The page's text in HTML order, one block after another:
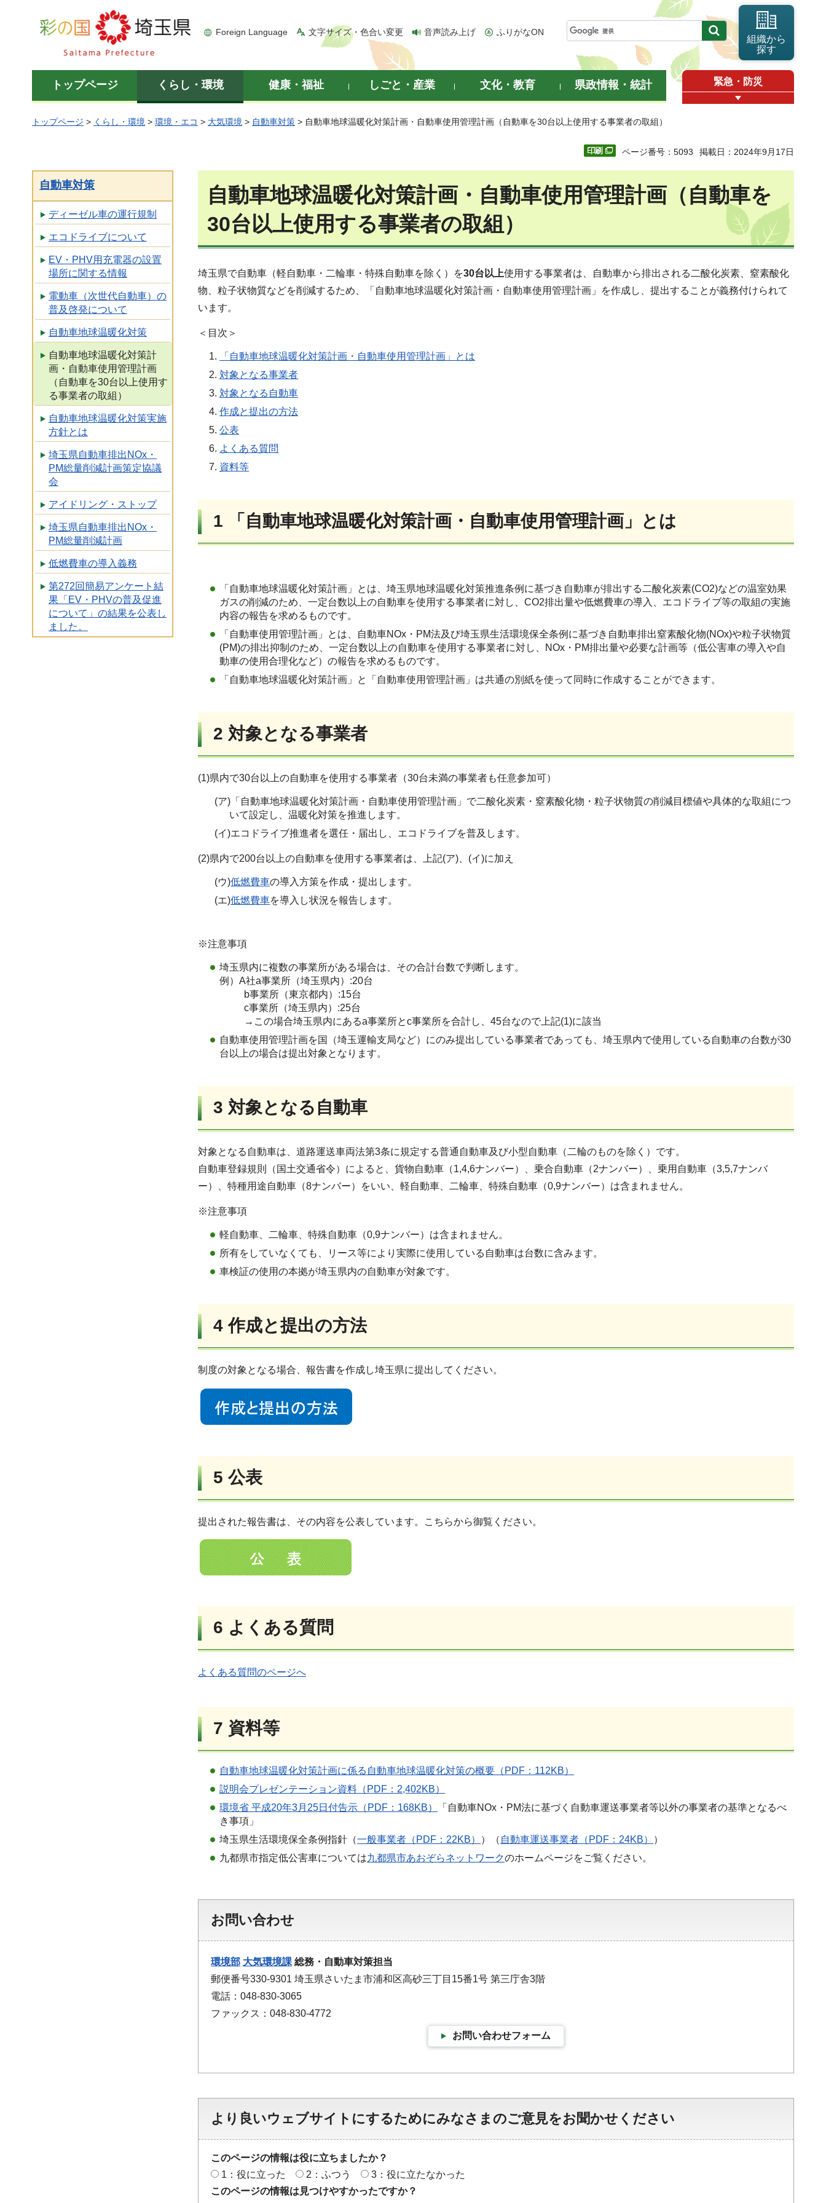
彩の国 埼玉県
Foreign Language 文字サイズ・色合い変更 音声読み上げ ふりがなON
組織から
探す
トップページ くらし・環境 健康・福祉 しごと・産業 文化・教育 県政情報・統計 緊急・防災
トップページ > くらし・環境 > 環境・エコ > 大気環境 > 自動車対策 > 自動車地球温暖化対策計画・自動車使用管理計画（自動車を30台以上使用する事業者の取組）
ページ番号：5093 掲載日：2024年9月17日
自動車対策
ディーゼル車の運行規制
エコドライブについて
EV・PHV用充電器の設置
場所に関する情報
電動車（次世代自動車）の
普及啓発について
自動車地球温暖化対策
自動車地球温暖化対策計
画・自動車使用管理計画
（自動車を30台以上使用す
る事業者の取組）
自動車地球温暖化対策実施
方針とは
埼玉県自動車排出NOx・
PM総量削減計画策定協議
会
アイドリング・ストップ
埼玉県自動車排出NOx・
PM総量削減計画
低燃費車の導入義務
第272回簡易アンケート結
果「EV・PHVの普及促進
について」の結果を公表し
ました。
自動車地球温暖化対策計画・自動車使用管理計画（自動車を
30台以上使用する事業者の取組）
埼玉県で自動車（軽自動車・二輪車・特殊自動車を除く）を30台以上使用する事業者は、自動車から排出される二酸化炭素、窒素酸化
物、粒子状物質などを削減するため、「自動車地球温暖化対策計画・自動車使用管理計画」を作成し、提出することが義務付けられて
います。
＜目次＞
「自動車地球温暖化対策計画・自動車使用管理計画」とは
対象となる事業者
対象となる自動車
作成と提出の方法
公表
よくある質問
資料等
1 「自動車地球温暖化対策計画・自動車使用管理計画」とは
「自動車地球温暖化対策計画」とは、埼玉県地球温暖化対策推進条例に基づき自動車が排出する二酸化炭素(CO2)などの温室効果
ガスの削減のため、一定台数以上の自動車を使用する事業者に対し、CO2排出量や低燃費車の導入、エコドライブ等の取組の実施
内容の報告を求めるものです。
「自動車使用管理計画」とは、自動車NOx・PM法及び埼玉県生活環境保全条例に基づき自動車排出窒素酸化物(NOx)や粒子状物質
(PM)の排出抑制のため、一定台数以上の自動車を使用する事業者に対し、NOx・PM排出量や必要な計画等（低公害車の導入や自
動車の使用合理化など）の報告を求めるものです。
「自動車地球温暖化対策計画」と「自動車使用管理計画」は共通の別紙を使って同時に作成することができます。
2 対象となる事業者
(1)県内で30台以上の自動車を使用する事業者（30台未満の事業者も任意参加可）
(ア)「自動車地球温暖化対策計画・自動車使用管理計画」で二酸化炭素・窒素酸化物・粒子状物質の削減目標値や具体的な取組につ
いて設定し、温暖化対策を推進します。
(イ)エコドライブ推進者を選任・届出し、エコドライブを普及します。
(2)県内で200台以上の自動車を使用する事業者は、上記(ア)、(イ)に加え
(ウ)低燃費車の導入方策を作成・提出します。
(エ)低燃費車を導入し状況を報告します。
※注意事項
埼玉県内に複数の事業所がある場合は、その合計台数で判断します。
例）A社a事業所（埼玉県内）:20台
b事業所（東京都内）:15台
c事業所（埼玉県内）:25台
→この場合埼玉県内にあるa事業所とc事業所を合計し、45台なので上記(1)に該当
自動車使用管理計画を国（埼玉運輸支局など）にのみ提出している事業者であっても、埼玉県内で使用している自動車の台数が30
台以上の場合は提出対象となります。
3 対象となる自動車
対象となる自動車は、道路運送車両法第3条に規定する普通自動車及び小型自動車（二輪のものを除く）です。
自動車登録規則（国土交通省令）によると、貨物自動車（1,4,6ナンバー）、乗合自動車（2ナンバー）、乗用自動車（3,5,7ナンバ
ー）、特種用途自動車（8ナンバー）をいい、軽自動車、二輪車、特殊自動車（0,9ナンバー）は含まれません。
※注意事項
軽自動車、二輪車、特殊自動車（0,9ナンバー）は含まれません。
所有をしていなくても、リース等により実際に使用している自動車は台数に含みます。
車検証の使用の本拠が埼玉県内の自動車が対象です。
4 作成と提出の方法
制度の対象となる場合、報告書を作成し埼玉県に提出してください。
5 公表
提出された報告書は、その内容を公表しています。こちらから御覧ください。
6 よくある質問
よくある質問のページへ
7 資料等
自動車地球温暖化対策計画に係る自動車地球温暖化対策の概要（PDF：112KB）
説明会プレゼンテーション資料（PDF：2,402KB）
環境省 平成20年3月25日付告示（PDF：168KB）
「自動車NOx・PM法に基づく自動車運送事業者等以外の事業者の基準となるべ
き事項」
埼玉県生活環境保全条例指針（一般事業者（PDF：22KB） ）（ 自動車運送事業者（PDF：24KB）
）
九都県市指定低公害車については九都県市あおぞらネットワークのホームページをご覧ください。
お問い合わせ
環境部 大気環境課 総務・自動車対策担当
郵便番号330-9301 埼玉県さいたま市浦和区高砂三丁目15番1号 第三庁舎3階
電話：048-830-3065
ファックス：048-830-4772
お問い合わせフォーム
より良いウェブサイトにするためにみなさまのご意見をお聞かせください
このページの情報は役に立ちましたか？
1：役に立った
2：ふつう
3：役に立たなかった
このページの情報は見つけやすかったですか？